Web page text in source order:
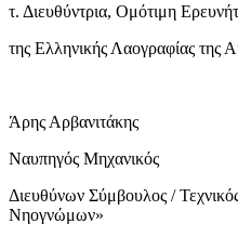
τ. Διευθύντρια, Ομότιμη
της Ελληνικής Λαογραφίας της
Άρης Αρβανιτάκης
Ναυπηγός Μηχανικός
Διευθύνων Σύμβουλος /
Νηογνώμων»